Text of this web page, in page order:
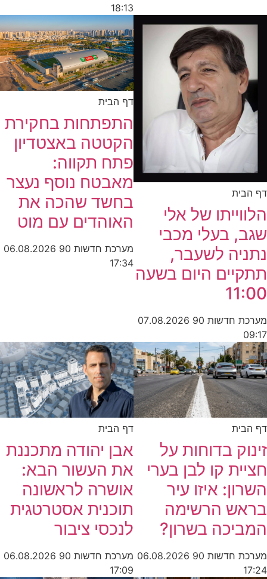
18:13
דף הבית
הלווייתו של אלי
שגב, בעלי מכבי
נתניה לשעבר,
תתקיים היום בשעה
11:00
מערכת חדשות 90
07.08.2026
09:17
דף הבית
התפתחות בחקירת
הקטטה באצטדיון
פתח תקווה:
מאבטח נוסף נעצר
בחשד שהכה את
האוהדים עם מוט
מערכת חדשות 90
06.08.2026
17:34
דף הבית
זינוק בדוחות על
חציית קו לבן בערי
השרון: איזו עיר
בראש הרשימה
המביכה בשרון?
מערכת חדשות 90
06.08.2026
17:24
דף הבית
אבן יהודה מתכננת
את העשור הבא:
אושרה לראשונה
תוכנית אסטרטגית
לנכסי ציבור
מערכת חדשות 90
06.08.2026
17:09